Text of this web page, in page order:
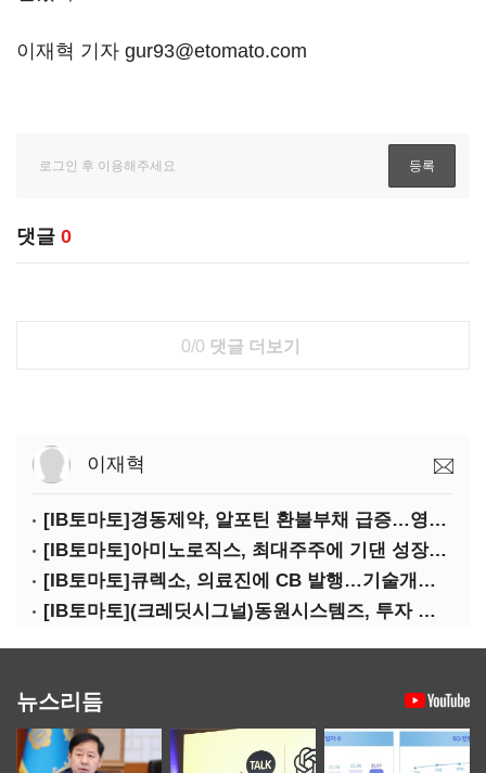
이재혁 기자 gur93@etomato.com
댓글 0
0/0 댓글 더보기
이재혁
[IB토마토]경동제약, 알포틴 환불부채 급증…영업이익 30% 잠식
[IB토마토]아미노로직스, 최대주주에 기댄 성장…높은 의존도 '양날의 검'
[IB토마토]큐렉소, 의료진에 CB 발행…기술개발 명분 뒤 보상 논란
[IB토마토](크레딧시그널)동원시스템즈, 투자 속도 조절이 만든 재무 안정화
뉴스리듬